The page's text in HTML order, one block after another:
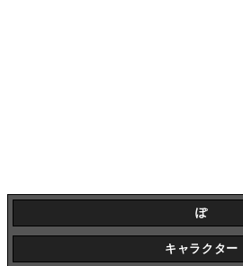
ぽ
キャラクター